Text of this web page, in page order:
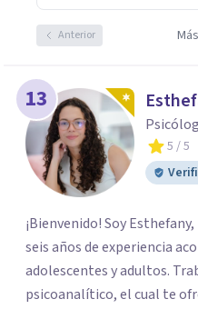
Anterior
13
5 / 5
¡Bienvenido! Soy
seis años de experiencia
adolescentes y adultos.
psicoanalítico, el cual te